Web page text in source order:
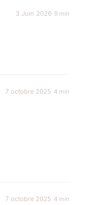
3 Juin 2026 9 min
7 octobre 2025 4 min
7 octobre 2025 4 min